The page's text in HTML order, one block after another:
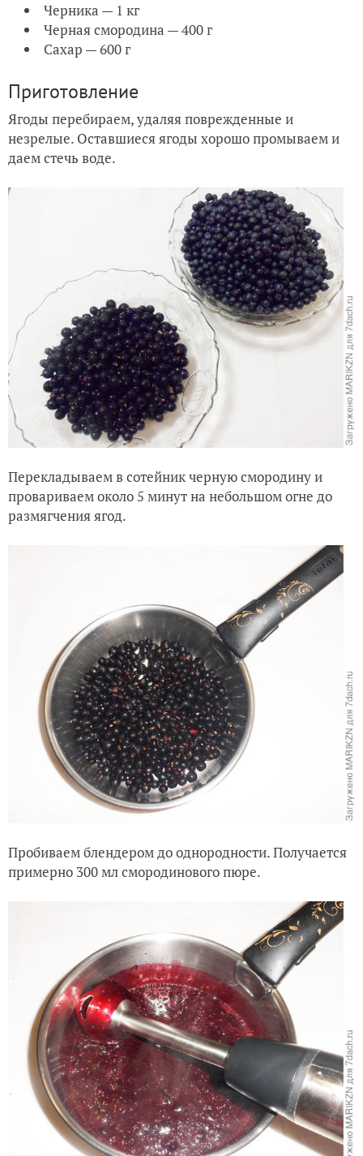
Черника — 1 кг
Черная смородина — 400 г
Сахар — 600 г
Приготовление
Ягоды перебираем, удаляя поврежденные и
незрелые. Оставшиеся ягоды хорошо промываем и
даем стечь воде.
Перекладываем в сотейник черную смородину и
провариваем около 5 минут на небольшом огне до
размягчения ягод.
Пробиваем блендером до однородности. Получается
примерно 300 мл смородинового пюре.